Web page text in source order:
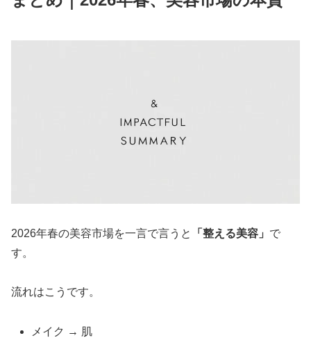
2026年春の美容市場を一言で言うと 「整える美容」 で
す。
流れはこうです。
メイク → 肌